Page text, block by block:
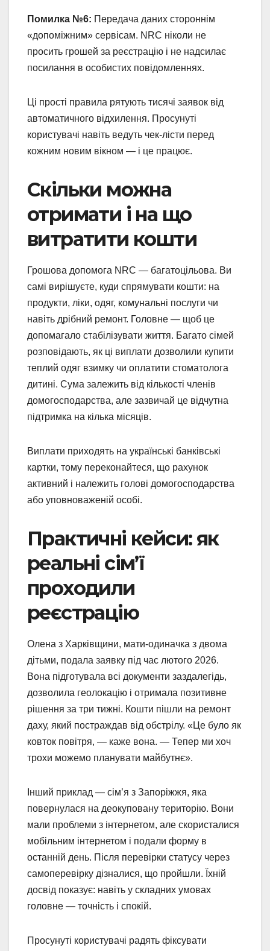
Помилка №6: Передача даних стороннім
«допоміжним» сервісам. NRC ніколи не
просить грошей за реєстрацію і не надсилає
посилання в особистих повідомленнях.
Ці прості правила рятують тисячі заявок від
автоматичного відхилення. Просунуті
користувачі навіть ведуть чек-лісти перед
кожним новим вікном — і це працює.
Скільки можна
отримати і на що
витратити кошти
Грошова допомога NRC — багатоцільова. Ви
самі вирішуєте, куди спрямувати кошти: на
продукти, ліки, одяг, комунальні послуги чи
навіть дрібний ремонт. Головне — щоб це
допомагало стабілізувати життя. Багато сімей
розповідають, як ці виплати дозволили купити
теплий одяг взимку чи оплатити стоматолога
дитині. Сума залежить від кількості членів
домогосподарства, але зазвичай це відчутна
підтримка на кілька місяців.
Виплати приходять на українські банківські
картки, тому переконайтеся, що рахунок
активний і належить голові домогосподарства
або уповноваженій особі.
Практичні кейси: як
реальні сім’ї
проходили
реєстрацію
Олена з Харківщини, мати-одиначка з двома
дітьми, подала заявку під час лютого 2026.
Вона підготувала всі документи заздалегідь,
дозволила геолокацію і отримала позитивне
рішення за три тижні. Кошти пішли на ремонт
даху, який постраждав від обстрілу. «Це було як
ковток повітря, — каже вона. — Тепер ми хоч
трохи можемо планувати майбутнє».
Інший приклад — сім’я з Запоріжжя, яка
повернулася на деокуповану територію. Вони
мали проблеми з інтернетом, але скористалися
мобільним інтернетом і подали форму в
останній день. Після перевірки статусу через
самоперевірку дізналися, що пройшли. Їхній
досвід показує: навіть у складних умовах
головне — точність і спокій.
Просунуті користувачі радять фіксувати